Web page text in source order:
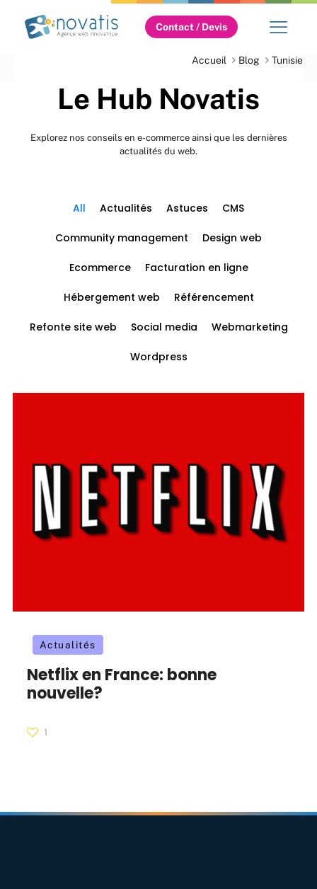
Contact / Devis
Accueil Blog Tunisie
Le Hub Novatis
Explorez nos conseils en e-commerce ainsi que les dernières
actualités du web.
All Actualités Astuces CMS
Community management Design web
Ecommerce Facturation en ligne
Hébergement web Référencement
Refonte site web Social media Webmarketing
Wordpress
Actualités
Netflix en France: bonne
nouvelle?
1